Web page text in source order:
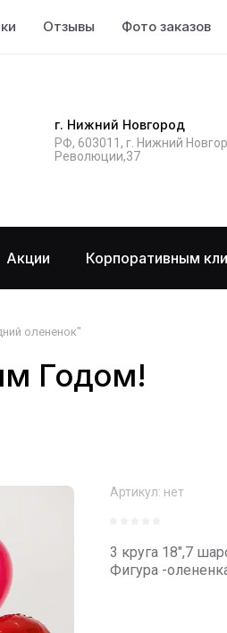
Отзывы Фото заказов
г. Нижний Новгород
РФ, 603011, г. Нижний
Революции,37
Акции Корпоративным
олененок"
Годом!
Артикул: нет
3 круга 18",7
Фигура -